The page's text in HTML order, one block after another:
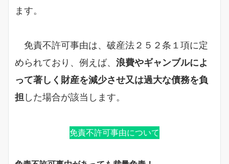
ます。
免責不許可事由は、破産法２５２条１項に定
められており、例えば、 浪費やギャンブルによ
って著しく財産を減少させ又は過大な債務を負
担 した場合が該当します。
免責不許可事由について